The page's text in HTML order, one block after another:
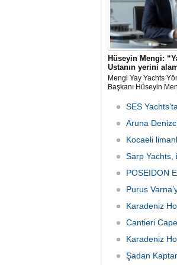
Hüseyin Mengi:
Ustanın yerini
Mengi Yay Yachts
Başkanı Hüseyin
özel üretim sürecini,
tanımındaki değişimi
sistemlerinin
anlattı.
SES
Aruna
Kocaeli
Sarp Yachts,
POSEIDON
Purus
Karadeniz
Cantieri
Karadeniz
Şadan